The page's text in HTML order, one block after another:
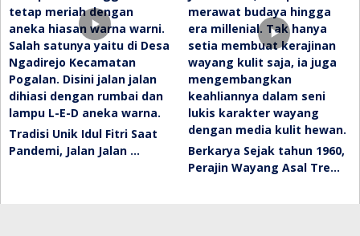
Tradisi Unik Idul Fitri Saat
Pandemi, Jalan Jalan …
Berkarya Sejak tahun 1960,
Perajin Wayang Asal Tre…